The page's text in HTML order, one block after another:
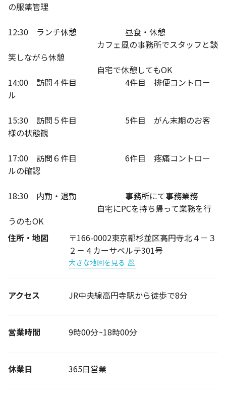
の服薬管理
12:30 ランチ休憩 昼食・休憩
カフェ風の事務所でスタッフと談
笑しながら休憩
自宅で休憩してもOK
14:00 訪問４件目 4件目 排便コントロー
ル
15:30 訪問５件目 5件目 がん末期のお客
様の状態観
17:00 訪問６件目 6件目 疼痛コントロー
ルの確認
18:30 内勤・退勤 事務所にて事務業務
自宅にPCを持ち帰って業務を行
うのもOK
住所・地図
〒166-0002東京都杉並区高円寺北４－３
２－４カーサベルテ301号
大きな地図を見る
アクセス JR中央線高円寺駅から徒歩で8分
営業時間 9時00分~18時00分
休業日 365日営業